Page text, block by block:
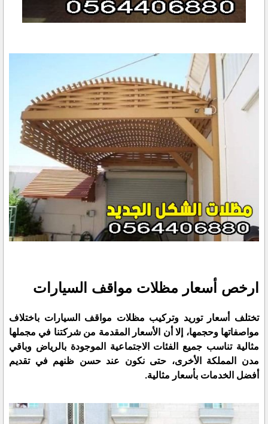
ارخص أسعار مظلات مواقف السيارات
تختلف أسعار توريد وتركيب مظلات مواقف السيارات باختلاف
مواصفاتها وحجمها، إلا أن الأسعار المقدمة من شركتنا في مجملها
مثالية تناسب جميع الفئات الاجتماعية الموجودة بالرياض وباقي
مدن المملكة الأخرى، حتى نكون عند حسن ظنهم في تقديم
أفضل الخدمات بأسعار مثالية.